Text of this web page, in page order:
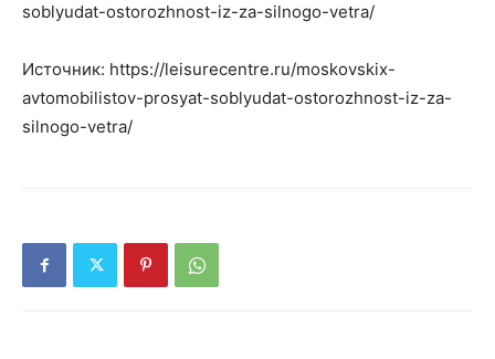
soblyudat-ostorozhnost-iz-za-silnogo-vetra/
Источник: https://leisurecentre.ru/moskovskix-
avtomobilistov-prosyat-soblyudat-ostorozhnost-iz-za-
silnogo-vetra/